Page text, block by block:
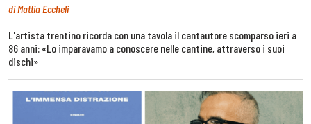
di Mattia Eccheli
L'artista trentino ricorda con una tavola il cantautore scomparso ieri a
86 anni: «Lo imparavamo a conoscere nelle cantine, attraverso i suoi
dischi»